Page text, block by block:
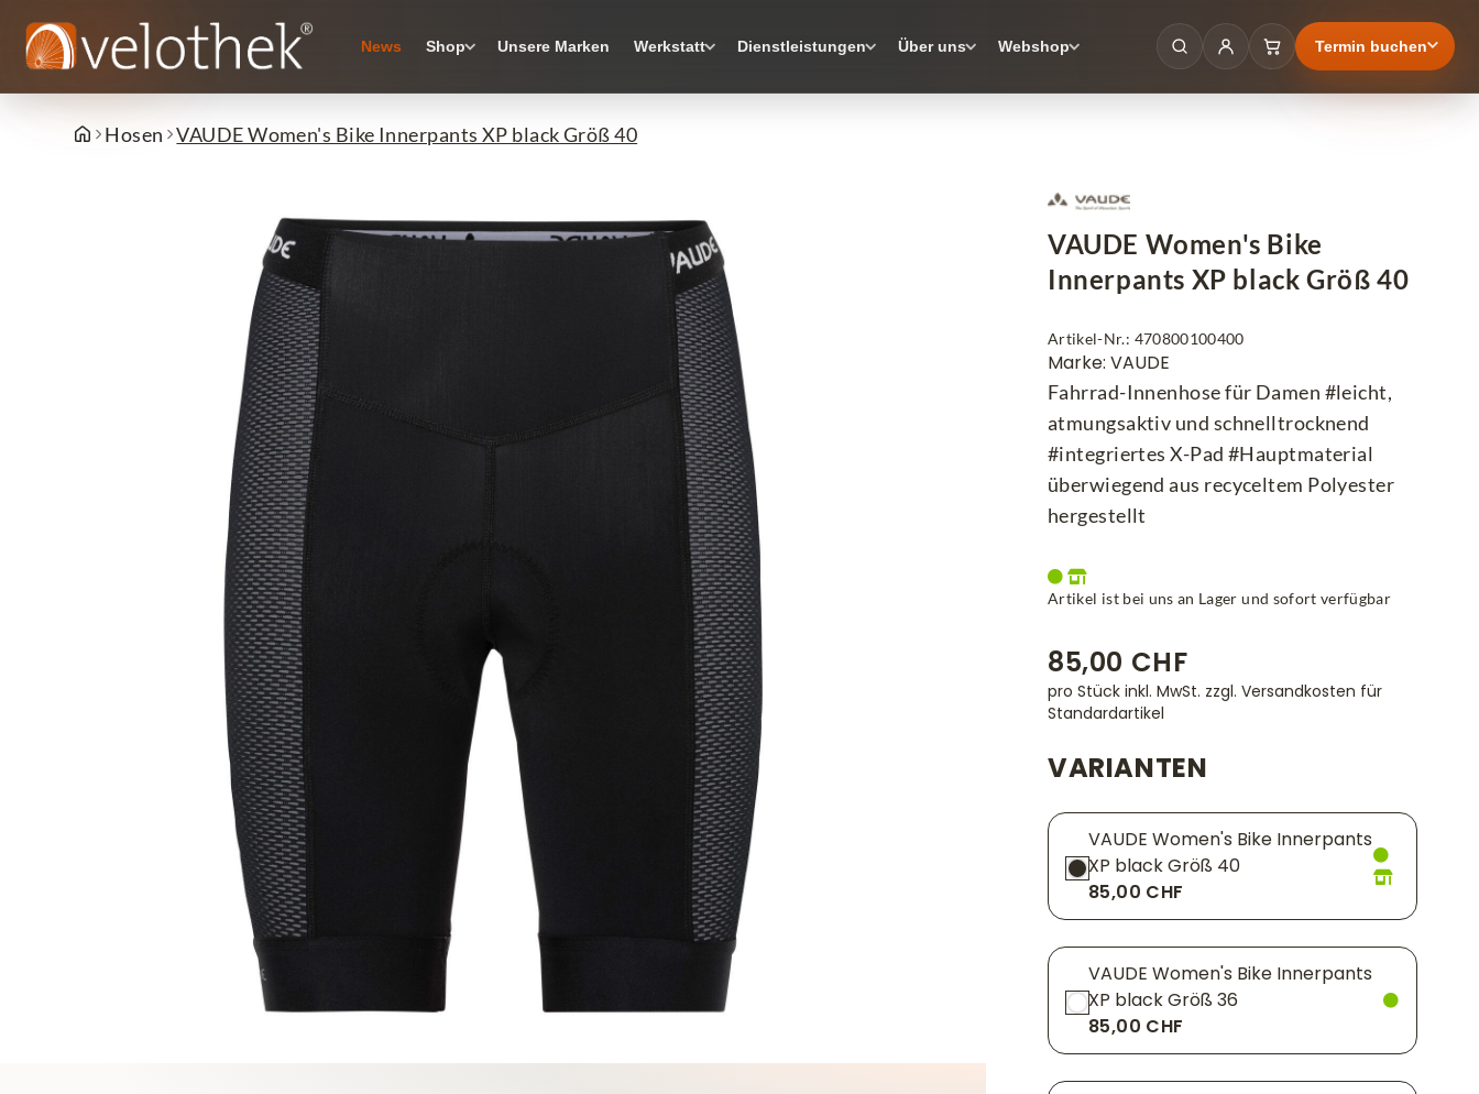
News Shop Unsere Marken Werkstatt Dienstleistungen Über uns Webshop Termin buchen
Hosen VAUDE Women's Bike Innerpants XP black Größ 40
VAUDE Women's Bike
Innerpants XP black Größ 40
Artikel-Nr.: 470800100400
Marke: VAUDE
Fahrrad-Innenhose für Damen #leicht,
atmungsaktiv und schnelltrocknend
#integriertes X-Pad #Hauptmaterial
überwiegend aus recyceltem Polyester
hergestellt
Artikel ist bei uns an Lager und sofort verfügbar
85,00 CHF
pro Stück inkl. MwSt. zzgl. Versandkosten für
Standardartikel
VARIANTEN
VAUDE Women's Bike Innerpants
XP black Größ 40
85,00 CHF
VAUDE Women's Bike Innerpants
XP black Größ 36
85,00 CHF